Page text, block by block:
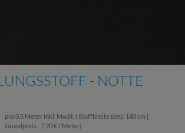
- NOTTE
pro0,5 Meter inkl. MwSt. ( Stoffbreite (cm): 140 cm |
Grundpreis: 7,20 € / Meter)